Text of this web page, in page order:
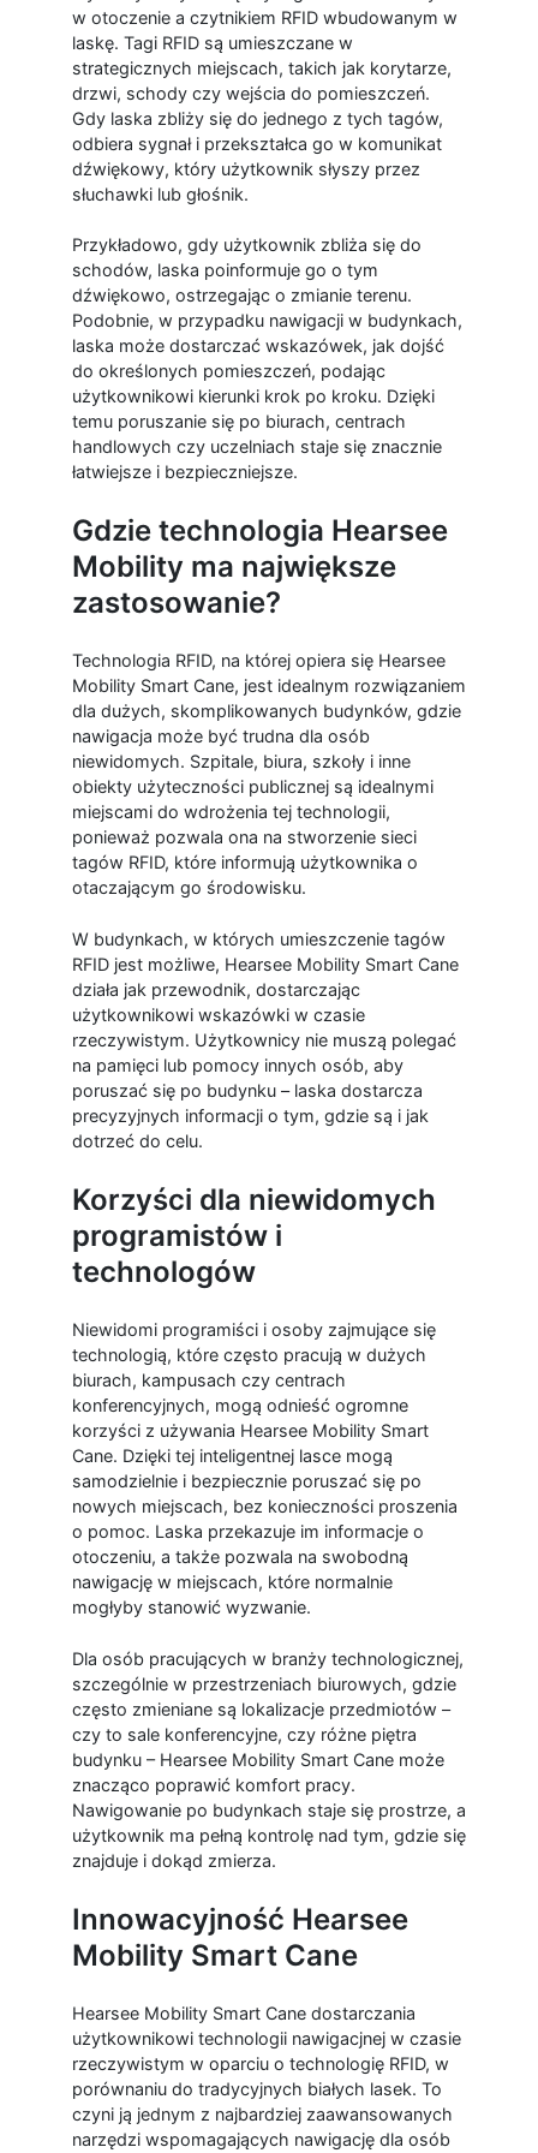
w otoczenie a czytnikiem RFID wbudowanym w
laskę. Tagi RFID są umieszczane w
strategicznych miejscach, takich jak korytarze,
drzwi, schody czy wejścia do pomieszczeń.
Gdy laska zbliży się do jednego z tych tagów,
odbiera sygnał i przekształca go w komunikat
dźwiękowy, który użytkownik słyszy przez
słuchawki lub głośnik.
Przykładowo, gdy użytkownik zbliża się do
schodów, laska poinformuje go o tym
dźwiękowo, ostrzegając o zmianie terenu.
Podobnie, w przypadku nawigacji w budynkach,
laska może dostarczać wskazówek, jak dojść
do określonych pomieszczeń, podając
użytkownikowi kierunki krok po kroku. Dzięki
temu poruszanie się po biurach, centrach
handlowych czy uczelniach staje się znacznie
łatwiejsze i bezpieczniejsze.
Gdzie technologia Hearsee
Mobility ma największe
zastosowanie?
Technologia RFID, na której opiera się Hearsee
Mobility Smart Cane, jest idealnym rozwiązaniem
dla dużych, skomplikowanych budynków, gdzie
nawigacja może być trudna dla osób
niewidomych. Szpitale, biura, szkoły i inne
obiekty użyteczności publicznej są idealnymi
miejscami do wdrożenia tej technologii,
ponieważ pozwala ona na stworzenie sieci
tagów RFID, które informują użytkownika o
otaczającym go środowisku.
W budynkach, w których umieszczenie tagów
RFID jest możliwe, Hearsee Mobility Smart Cane
działa jak przewodnik, dostarczając
użytkownikowi wskazówki w czasie
rzeczywistym. Użytkownicy nie muszą polegać
na pamięci lub pomocy innych osób, aby
poruszać się po budynku – laska dostarcza
precyzyjnych informacji o tym, gdzie są i jak
dotrzeć do celu.
Korzyści dla niewidomych
programistów i
technologów
Niewidomi programiści i osoby zajmujące się
technologią, które często pracują w dużych
biurach, kampusach czy centrach
konferencyjnych, mogą odnieść ogromne
korzyści z używania Hearsee Mobility Smart
Cane. Dzięki tej inteligentnej lasce mogą
samodzielnie i bezpiecznie poruszać się po
nowych miejscach, bez konieczności proszenia
o pomoc. Laska przekazuje im informacje o
otoczeniu, a także pozwala na swobodną
nawigację w miejscach, które normalnie
mogłyby stanowić wyzwanie.
Dla osób pracujących w branży technologicznej,
szczególnie w przestrzeniach biurowych, gdzie
często zmieniane są lokalizacje przedmiotów –
czy to sale konferencyjne, czy różne piętra
budynku – Hearsee Mobility Smart Cane może
znacząco poprawić komfort pracy.
Nawigowanie po budynkach staje się prostrze, a
użytkownik ma pełną kontrolę nad tym, gdzie się
znajduje i dokąd zmierza.
Innowacyjność Hearsee
Mobility Smart Cane
Hearsee Mobility Smart Cane dostarczania
użytkownikowi technologii nawigacjnej w czasie
rzeczywistym w oparciu o technologię RFID, w
porównaniu do tradycyjnych białych lasek. To
czyni ją jednym z najbardziej zaawansowanych
narzędzi wspomagających nawigację dla osób